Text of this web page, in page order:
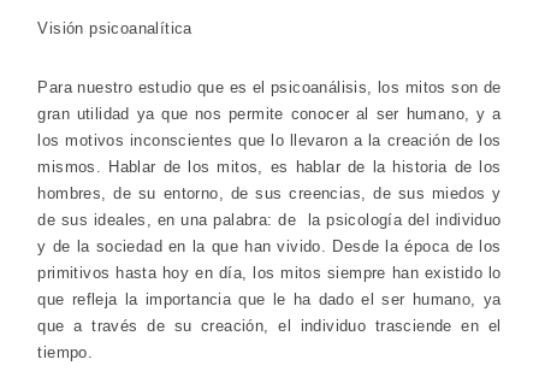
Visión psicoanalítica
Para nuestro estudio que es el psicoanálisis, los mitos son de
gran utilidad ya que nos permite conocer al ser humano, y a
los motivos inconscientes que lo llevaron a la creación de los
mismos. Hablar de los mitos, es hablar de la historia de los
hombres, de su entorno, de sus creencias, de sus miedos y
de sus ideales, en una palabra: de la psicología del individuo
y de la sociedad en la que han vivido. Desde la época de los
primitivos hasta hoy en día, los mitos siempre han existido lo
que refleja la importancia que le ha dado el ser humano, ya
que a través de su creación, el individuo trasciende en el
tiempo.